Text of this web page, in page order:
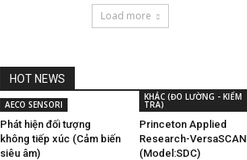
Load more
HOT NEWS
AECO SENSORI
Phát hiện đối tượng
không tiếp xúc (Cảm biến
siêu âm)
KHÁC (ĐO LƯỜNG - KIỂM
TRA)
Princeton Applied
Research-VersaSCAN
(Model:SDC)